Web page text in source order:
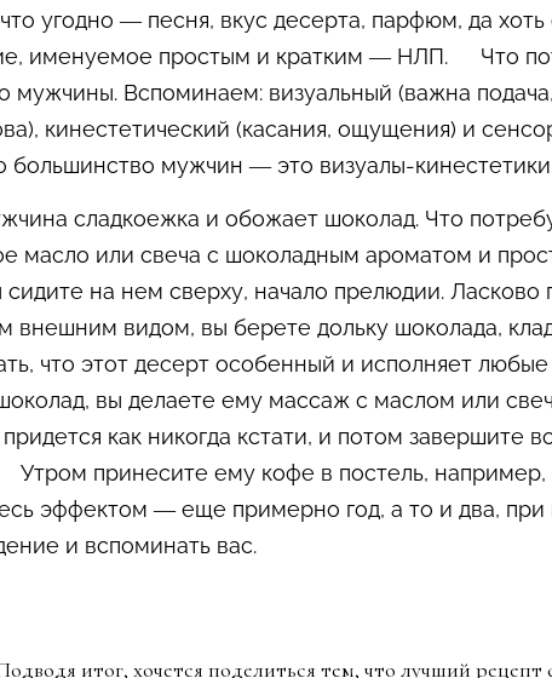
угодно — песня, вкус десерта, парфюм, да
именуемое простым и кратким — НЛП. Что
мужчины. Вспоминаем: визуальный (важна
кинестетический (касания, ощущения) и
большинство мужчин — это визуалы-
сладкоежка и обожает шоколад. Что
масло или свеча с шоколадным ароматом и
на нем сверху, начало прелюдии. Ласково
внешним видом, вы берете дольку шоколада,
что этот десерт особенный и исполняет
вы делаете ему массаж с маслом или
как никогда кстати, и потом завершите
принесите ему кофе в постель, например,
эффектом — еще примерно год, а то и два, при
и вспоминать вас.
итог, хочется поделиться тем, что лучший